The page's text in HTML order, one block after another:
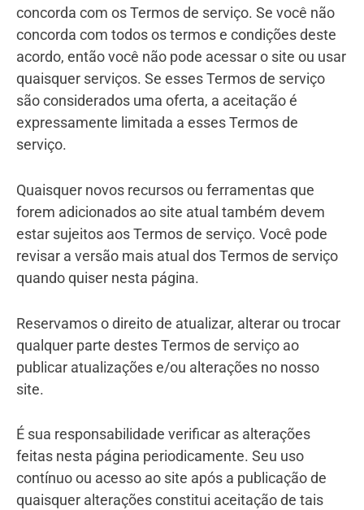
concorda com os Termos de serviço. Se você não
concorda com todos os termos e condições deste
acordo, então você não pode acessar o site ou usar
quaisquer serviços. Se esses Termos de serviço
são considerados uma oferta, a aceitação é
expressamente limitada a esses Termos de
serviço.
Quaisquer novos recursos ou ferramentas que
forem adicionados ao site atual também devem
estar sujeitos aos Termos de serviço. Você pode
revisar a versão mais atual dos Termos de serviço
quando quiser nesta página.
Reservamos o direito de atualizar, alterar ou trocar
qualquer parte destes Termos de serviço ao
publicar atualizações e/ou alterações no nosso
site.
É sua responsabilidade verificar as alterações
feitas nesta página periodicamente. Seu uso
contínuo ou acesso ao site após a publicação de
quaisquer alterações constitui aceitação de tais